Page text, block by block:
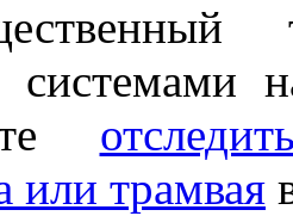
или трамвая